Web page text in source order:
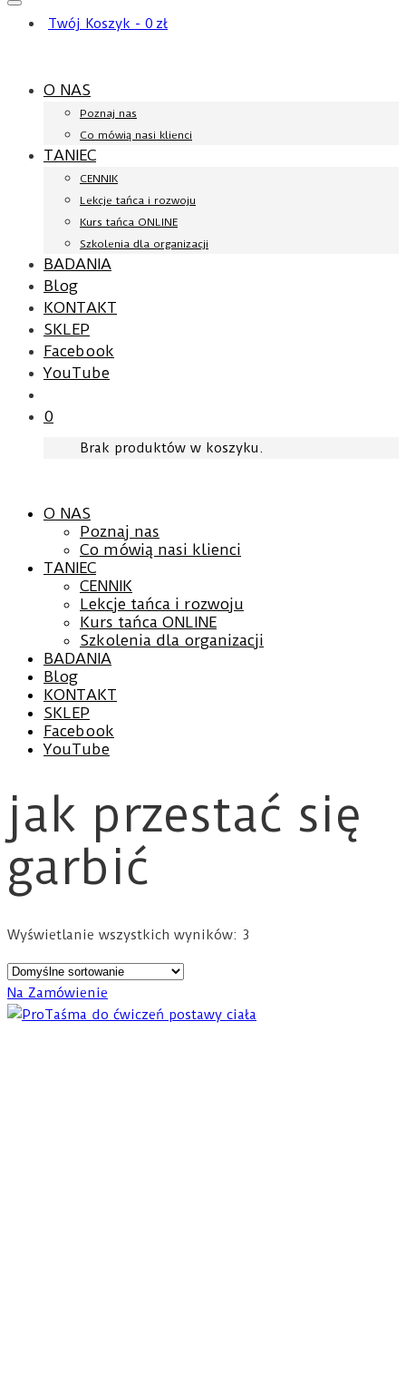
Twój Koszyk - 0 zł
O NAS
Poznaj nas
Co mówią nasi klienci
TANIEC
CENNIK
Lekcje tańca i rozwoju
Kurs tańca ONLINE
Szkolenia dla organizacji
BADANIA
Blog
KONTAKT
SKLEP
Facebook
YouTube
0
Brak produktów w koszyku.
O NAS
Poznaj nas
Co mówią nasi klienci
TANIEC
CENNIK
Lekcje tańca i rozwoju
Kurs tańca ONLINE
Szkolenia dla organizacji
BADANIA
Blog
KONTAKT
SKLEP
Facebook
YouTube
jak przestać się
garbić
Wyświetlanie wszystkich wyników: 3
Na Zamówienie